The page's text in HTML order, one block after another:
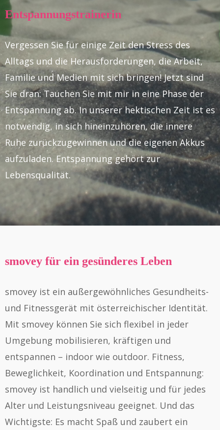
Entspannungstrainerin
Vergessen Sie für einige Zeit den Stress des
Alltags und die Herausforderungen, die Arbeit,
Familie und Medien mit sich bringen! Jetzt sind
Sie dran: Tauchen Sie mit mir in eine Phase der
Entspannung ab. In unserer hektischen Zeit ist es
notwendig, in sich hineinzuhören, die innere
Ruhe zurückzugewinnen und die eigenen Akkus
aufzuladen. Entspannung gehört zur
Lebensqualität.
smovey für ein gesünderes Leben
smovey ist ein außergewöhnliches Gesundheits-
und Fitnessgerät mit österreichischer Identität.
Mit smovey können Sie sich flexibel in jeder
Umgebung mobilisieren, kräftigen und
entspannen – indoor wie outdoor. Fitness,
Beweglichkeit, Koordination und Entspannung:
smovey ist handlich und vielseitig und für jedes
Alter und Leistungsniveau geeignet. Und das
Wichtigste: Es macht Spaß und zaubert ein